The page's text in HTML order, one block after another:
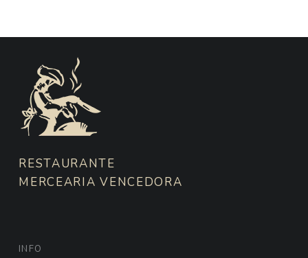
FOOTER SIDEBAR
RESTAURANTE
MERCEARIA VENCEDORA
INFO